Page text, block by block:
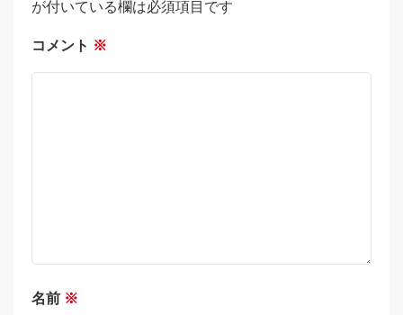
が付いている欄は必須項目です
コメント ※
名前 ※